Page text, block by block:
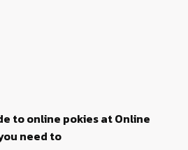
to online pokies at Online
need to